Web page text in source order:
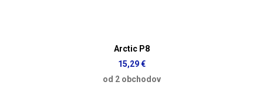
Arctic P8
15,29 €
od 2 obchodov